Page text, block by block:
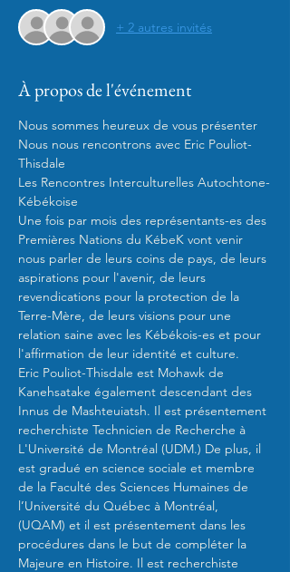
+ 2 autres invités
À propos de l'événement
Nous nous rencontrons avec Eric Pouliot-
Les Rencontres Interculturelles Autochtone-
Une fois par mois des représentants-es des
Premières Nations du KébeK vont venir
nous parler de leurs coins de pays, de leurs
aspirations pour l'avenir, de leurs
revendications pour la protection de la
Terre-Mère, de leurs visions pour une
relation saine avec les Kébékois-es et pour
l'affirmation de leur identité et culture.
Eric Pouliot-Thisdale est Mohawk de
Kanehsatake également descendant des
Innus de Mashteuiatsh. Il est présentement
recherchiste Technicien de Recherche à
L'Université de Montréal (UDM.) De plus, il
est gradué en science sociale et membre
de la Faculté des Sciences Humaines de
l’Université du Québec à Montréal,
(UQAM) et il est présentement dans les
procédures dans le but de compléter la
Majeure en Histoire. Il est recherchiste